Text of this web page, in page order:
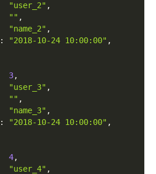
"user_2" ,
"" ,
"name_2" ,
: "2018-10-24 10:00:00" ,
3,
"user_3" ,
"" ,
"name_3" ,
: "2018-10-24 10:00:00" ,
4,
"user_4" ,